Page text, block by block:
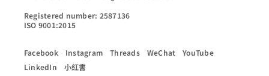
Registered number: 2587136
ISO 9001:2015
Facebook Instagram Threads WeChat
YouTube
LinkedIn
小紅書